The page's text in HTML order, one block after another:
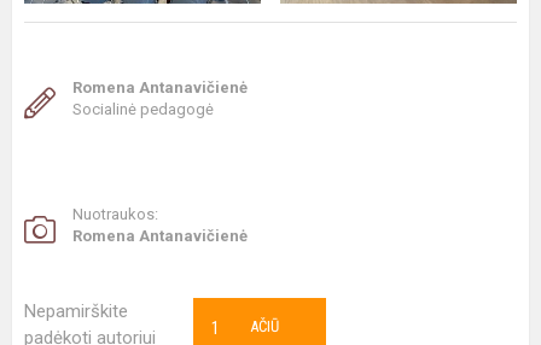
Romena Antanavičienė
Socialinė pedagogė
Nuotraukos:
Romena Antanavičienė
Nepamirškite
padėkoti autoriui
AČIŪ
1